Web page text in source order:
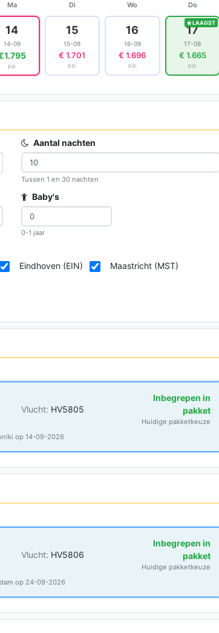
Ma Di Wo Do
14
14-09
p.p.
15
15-09
€ 1.701
p.p.
16
16-09
€ 1.696
p.p.
LAAGST
17
17-09
€ 1.665
p.p.
Aantal nachten
Tussen 1 en 30 nachten
Baby's
0-1 jaar
Eindhoven (EIN)
Maastricht (MST)
Vlucht: HV5805
Inbegrepen in
pakket
Huidige pakketkeuze
op 14-09-2026
Vlucht: HV5806
Inbegrepen in
pakket
Huidige pakketkeuze
op 24-09-2026